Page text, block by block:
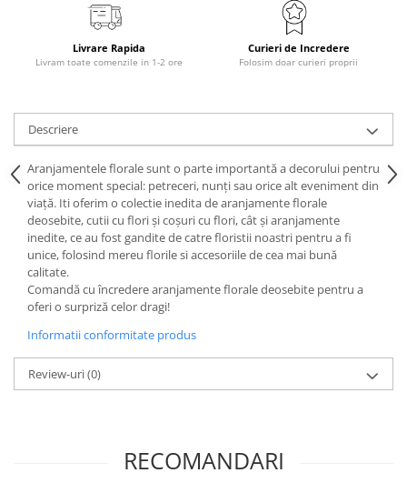
Livrare Rapida
Livram toate comenzile in 1-2 ore
Curieri de Incredere
Folosim doar curieri proprii
Descriere
Aranjamentele florale sunt o parte importantă a decorului pentru
orice moment special: petreceri, nunți sau orice alt eveniment din
viață. Iti oferim o colectie inedita de aranjamente florale
deosebite, cutii cu flori și coșuri cu flori, cât și aranjamente
inedite, ce au fost gandite de catre floristii noastri pentru a fi
unice, folosind mereu florile si accesoriile de cea mai bună
calitate.
Comandă cu încredere aranjamente florale deosebite pentru a
oferi o surpriză celor dragi!
Informatii conformitate produs
Review-uri(0)
RECOMANDARI